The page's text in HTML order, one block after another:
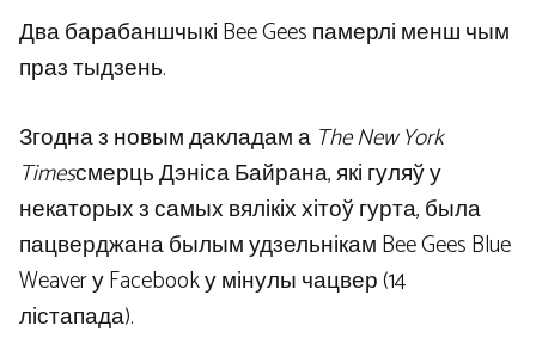
Два барабаншчыкі Bee Gees памерлі менш чым
праз тыдзень.
Згодна з новым дакладам а The New York
Timesсмерць Дэніса Байрана, які гуляў у
некаторых з самых вялікіх хітоў гурта, была
пацверджана былым удзельнікам Bee Gees Blue
Weaver у Facebook у мінулы чацвер (14
лістапада).